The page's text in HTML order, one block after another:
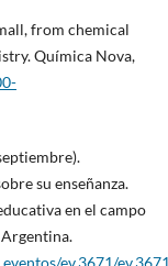
from chemical
Química Nova,
su enseñanza.
en el campo
Argentina.